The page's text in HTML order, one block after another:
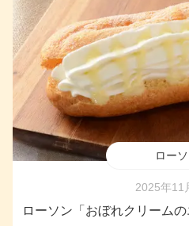
ロー
2025年11
ローソン「おぼれクリーム